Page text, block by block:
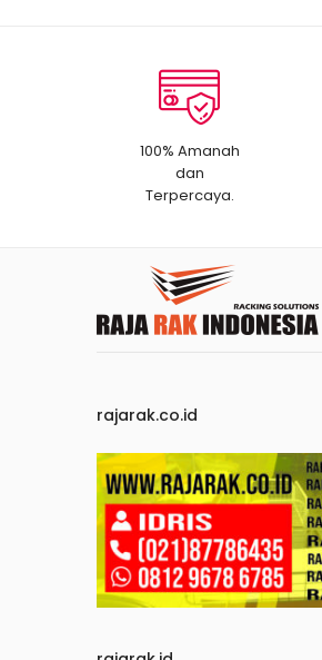
100% Amanah
dan
Terpercaya.
rajarak.co.id